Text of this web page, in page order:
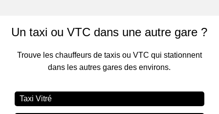
Un taxi ou VTC dans une autre gare ?
Trouve les chauffeurs de taxis ou VTC qui stationnent
dans les autres gares des environs.
Taxi Vitré